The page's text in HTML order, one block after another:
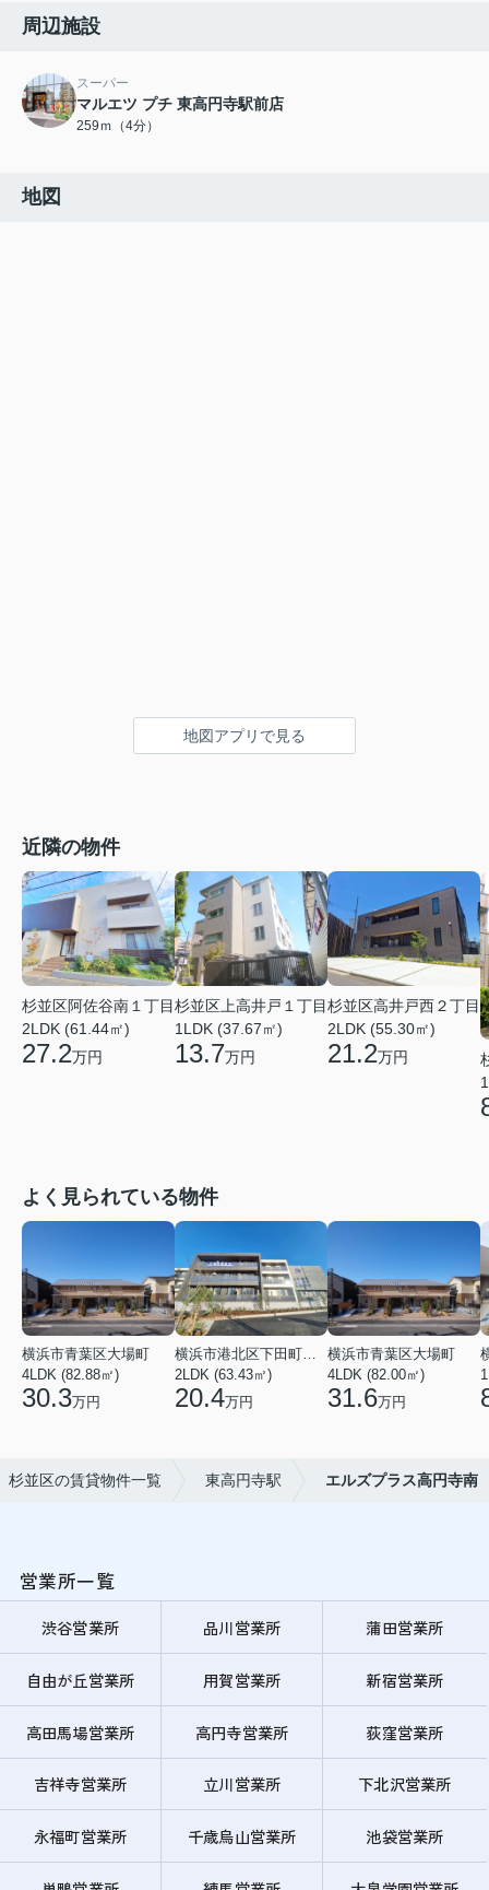
周辺施設
スーパー
マルエツ プチ 東高円寺駅前店
259ｍ（4分）
地図
地図アプリで見る
近隣の物件
杉並区阿佐谷南１丁目
2LDK (61.44㎡)
27.2万円
杉並区上高井戸１丁目
1LDK (37.67㎡)
13.7万円
杉並区高井戸西２丁目
2LDK (55.30㎡)
21.2万円
よく見られている物件
横浜市青葉区大場町
4LDK (82.88㎡)
30.3万円
2LDK (63.43㎡)
20.4万円
横浜市青葉区大場町
4LDK (82.00㎡)
31.6万円
杉並区の賃貸物件一覧 東高円寺駅 エルズプラス高円寺南
営業所一覧
渋谷営業所 品川営業所 蒲田営業所
自由が丘営業所 用賀営業所 新宿営業所
高田馬場営業所 高円寺営業所 荻窪営業所
吉祥寺営業所 立川営業所 下北沢営業所
永福町営業所 千歳烏山営業所 池袋営業所